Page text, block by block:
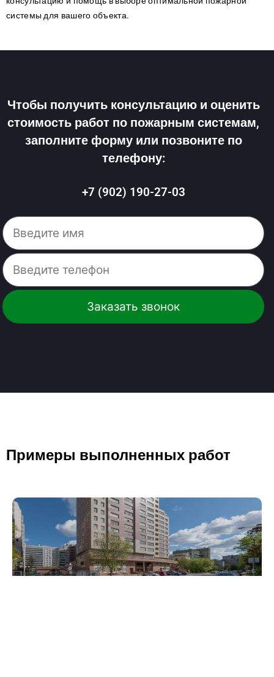
системы для вашего объекта.
Чтобы получить консультацию и оценить
стоимость работ по пожарным системам,
заполните форму или позвоните по
телефону:
+7 (902) 190-27-03
Примеры выполненных работ